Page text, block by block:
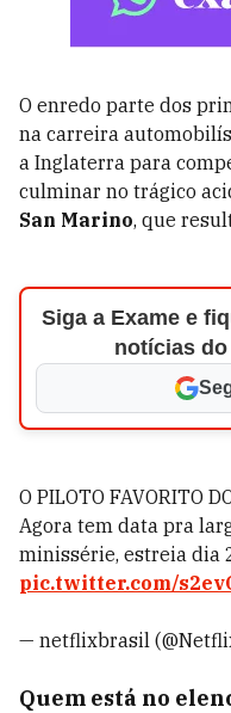
O enredo parte dos
na carreira
a Inglaterra para
culminar no trágico
San Marino, que
Siga a Exame e
notícias
O PILOTO FAVORITO
Agora tem data pra
minissérie, estreia dia
pic.twitter.com/
— netflixbrasil
Quem está no